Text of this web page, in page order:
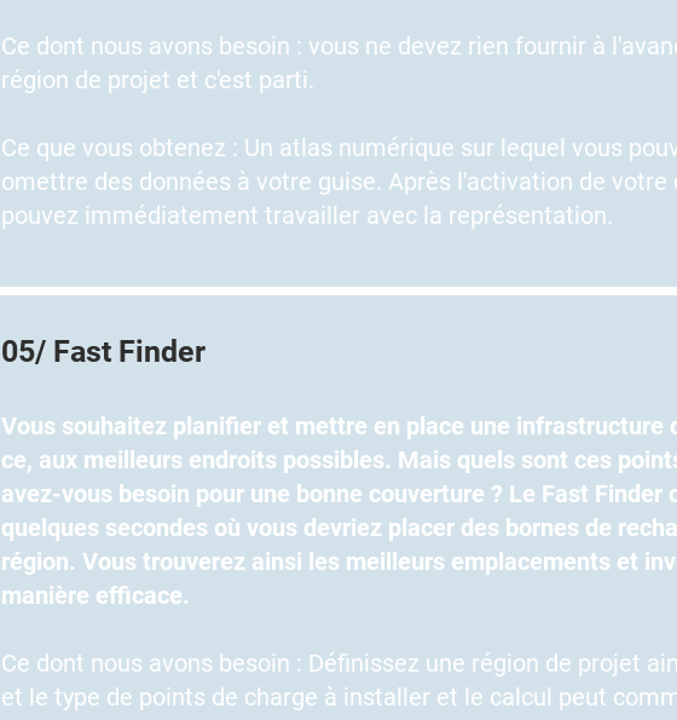
Ce dont nous avons besoin : vous ne devez rien fournir à
région de projet et c'est parti.
Ce que vous obtenez : Un atlas numérique sur lequel vous
omettre des données à votre guise. Après l'activation de votre
pouvez immédiatement travailler avec la représentation.
05/ Fast Finder
Vous souhaitez planifier et mettre en place une infrastructure
ce, aux meilleurs endroits possibles. Mais quels sont ces
avez-vous besoin pour une bonne couverture ? Le Fast Finder
quelques secondes où vous devriez placer des bornes de
région. Vous trouverez ainsi les meilleurs emplacements et
manière efficace.
Ce dont nous avons besoin : Définissez une région de projet
et le type de points de charge à installer et le calcul peut